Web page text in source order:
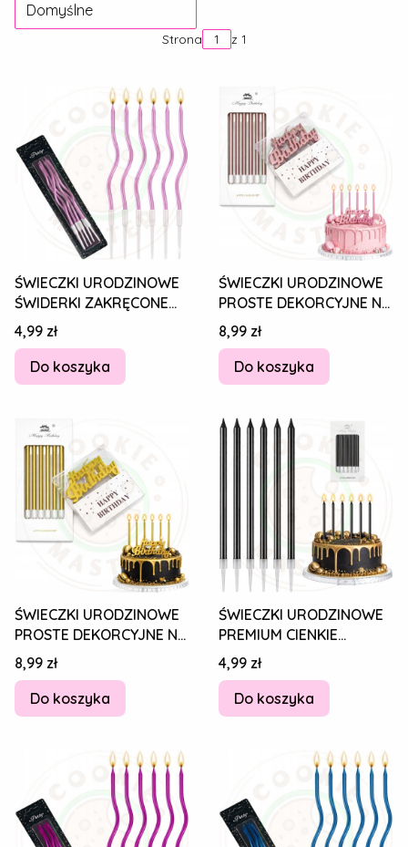
Domyślne
Strona z 1
ŚWIECZKI URODZINOWE
ŚWIDERKI ZAKRĘCONE
DEKORCYJNE NA TORT
RÓŻOWE 6 szt.
Cena
4,99 zł
Do koszyka
ŚWIECZKI URODZINOWE
PROSTE DEKORCYJNE NA
TORT RÓŻOWE 6 szt +
Happy Birthday
Cena
8,99 zł
Do koszyka
ŚWIECZKI URODZINOWE
PROSTE DEKORCYJNE NA
TORT ZŁOTE 6 szt +
Happy Birthday
Cena
8,99 zł
Do koszyka
ŚWIECZKI URODZINOWE
PREMIUM CIENKIE
PROSTE DEKORCYJNE NA
TORT CZARNE 6 szt.
Cena
4,99 zł
Do koszyka